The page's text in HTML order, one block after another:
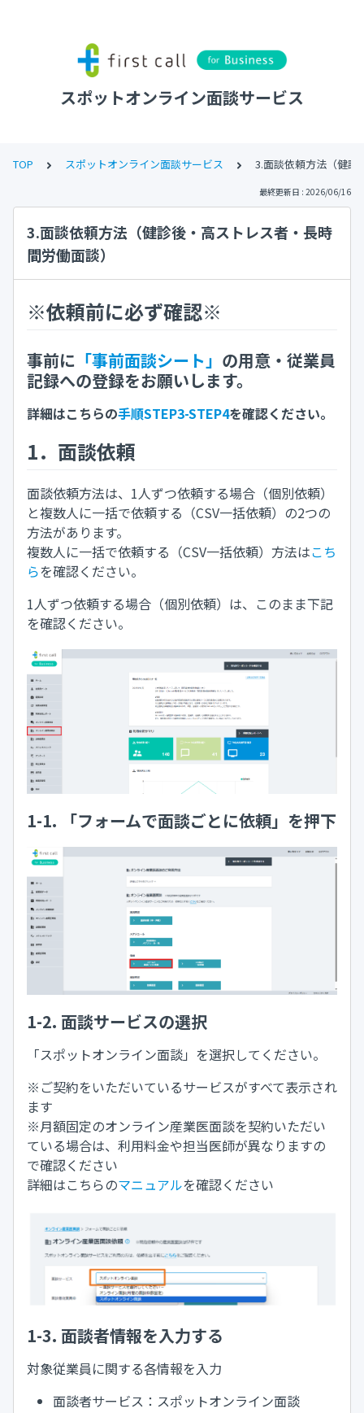
スポットオンライン面談サービス
TOP スポットオンライン面談サービス 3.面談依頼方法（健診
最終更新日 : 2026/06/16
3.面談依頼方法（健診後・高ストレス者・長時
間労働面談）
※依頼前に必ず確認※
事前に 「事前面談シート」 の用意・従業員
記録への登録をお願いします。
詳細はこちらの手順STEP3-STEP4を確認ください。
1．面談依頼
面談依頼方法は、1人ずつ依頼する場合（個別依頼）
と複数人に一括で依頼する（CSV一括依頼）の2つの
方法があります。
複数人に一括で依頼する（CSV一括依頼）方法はこち
らを確認ください。
1人ずつ依頼する場合（個別依頼）は、このまま下記
を確認ください。
1-1. 「フォームで面談ごとに依頼」を押下
1-2. 面談サービスの選択
「スポットオンライン面談」を選択してください。
※ご契約をいただいているサービスがすべて表示され
ます
※月額固定のオンライン産業医面談を契約いただい
ている場合は、利用料金や担当医師が異なりますの
で確認ください
詳細はこちらのマニュアルを確認ください
1-3. 面談者情報を入力する
対象従業員に関する各情報を入力
面談者サービス：スポットオンライン面談